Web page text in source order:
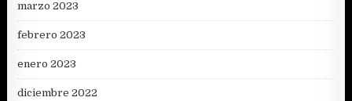
marzo 2023
febrero 2023
enero 2023
diciembre 2022